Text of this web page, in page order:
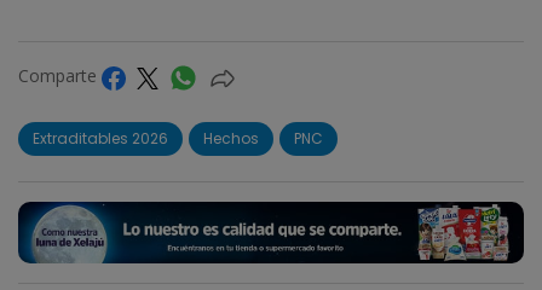
Comparte
Extraditables 2026 Hechos PNC